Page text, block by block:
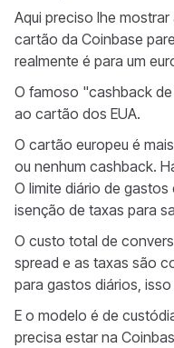
Aqui preciso lhe
cartão da Coinbase
realmente é para um
O famoso "cashback
ao cartão dos EUA.
O cartão europeu é
ou nenhum cashback.
O limite diário de
isenção de taxas para
O custo total de
spread e as taxas são
para gastos diários,
E o modelo é de
precisa estar na